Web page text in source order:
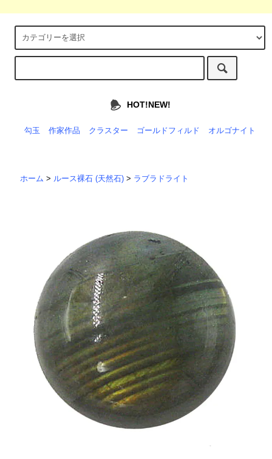
HOT!NEW!
勾玉 作家作品 クラスター ゴールドフィルド オルゴナイト
ホーム > ルース裸石 (天然石) > ラブラドライト